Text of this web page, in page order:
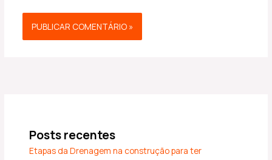
Posts recentes
Etapas da Drenagem na construção para ter